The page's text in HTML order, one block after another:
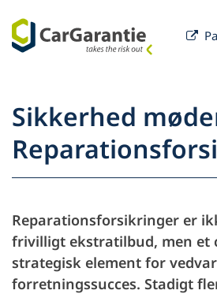
Partner
Bilejer
Service &
Partner
Virksomhed
Karriere
Sikkerhed
Reparationsforsikringer er
frivilligt ekstratilbud, men et
strategisk element for
forretningssucces. Stadigt